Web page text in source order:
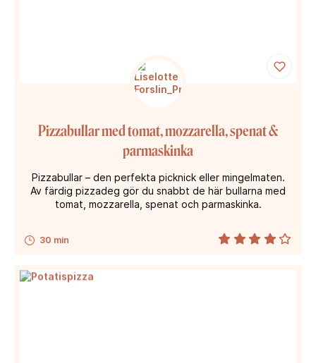
30 min
Pizzabullar med tomat, mozzarella, spenat &
parmaskinka
Pizzabullar – den perfekta picknick eller mingelmaten.
Av färdig pizzadeg gör du snabbt de här bullarna med
tomat, mozzarella, spenat och parmaskinka.